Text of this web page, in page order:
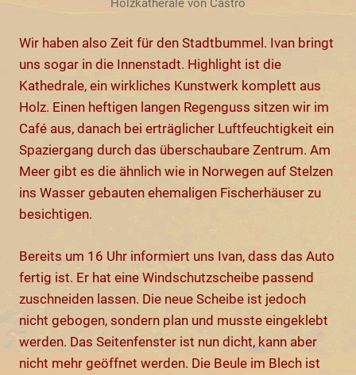
Holzkatherale von Castro
Wir haben also Zeit für den Stadtbummel. Ivan bringt
uns sogar in die Innenstadt. Highlight ist die
Kathedrale, ein wirkliches Kunstwerk komplett aus
Holz. Einen heftigen langen Regenguss sitzen wir im
Café aus, danach bei erträglicher Luftfeuchtigkeit ein
Spaziergang durch das überschaubare Zentrum. Am
Meer gibt es die ähnlich wie in Norwegen auf Stelzen
ins Wasser gebauten ehemaligen Fischerhäuser zu
besichtigen.
Bereits um 16 Uhr informiert uns Ivan, dass das Auto
fertig ist. Er hat eine Windschutzscheibe passend
zuschneiden lassen. Die neue Scheibe ist jedoch
nicht gebogen, sondern plan und musste eingeklebt
werden. Das Seitenfenster ist nun dicht, kann aber
nicht mehr geöffnet werden. Die Beule im Blech ist